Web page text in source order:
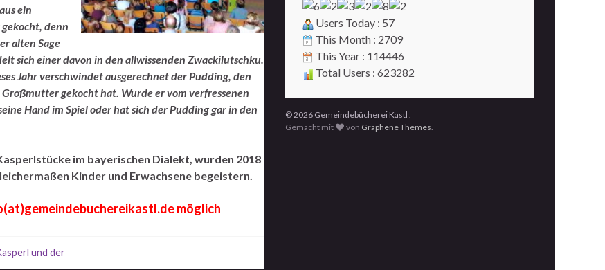
ein
denn
alten Sage
sich einer davon in den allwissenden Zwackilutschku.
Jahr verschwindet ausgerechnet der Pudding, den
gekocht hat. Wurde er vom verfressenen
Hand im Spiel oder hat sich der Pudding gar in den
im bayerischen Dialekt, wurden 2018
Kinder und Erwachsene begeistern.
möglich
und der
Users Today : 57
This Month : 2709
This Year : 114446
Total Users : 623282
© 2026 Gemeindebücherei Kastl .
Gemacht mit
von Graphene Themes